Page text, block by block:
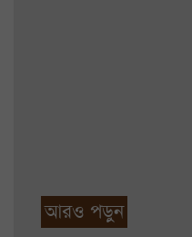
আরও পড়ুন